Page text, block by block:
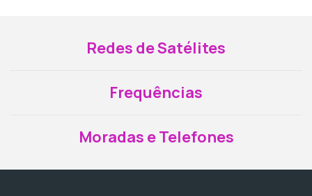
Redes de Satélites
Frequências
Moradas e Telefones